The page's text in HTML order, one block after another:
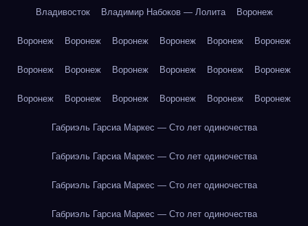
Владивосток Владимир Набоков — Лолита Воронеж
Воронеж Воронеж Воронеж Воронеж Воронеж Воронеж
Воронеж Воронеж Воронеж Воронеж Воронеж Воронеж
Воронеж Воронеж Воронеж Воронеж Воронеж Воронеж
Габриэль Гарсиа Маркес — Сто лет одиночества
Габриэль Гарсиа Маркес — Сто лет одиночества
Габриэль Гарсиа Маркес — Сто лет одиночества
Габриэль Гарсиа Маркес — Сто лет одиночества